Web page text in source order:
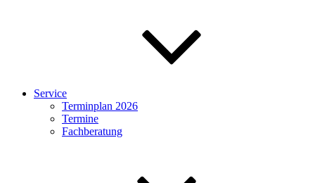
Service
Terminplan 2026
Termine
Fachberatung